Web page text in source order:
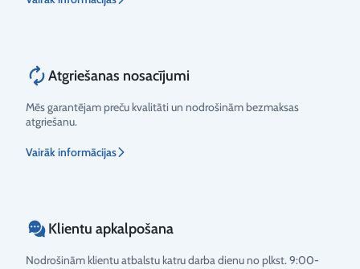
Atgriešanas nosacījumi
Mēs garantējam preču kvalitāti un nodrošinām bezmaksas
atgriešanu.
Vairāk informācijas
Klientu apkalpošana
Nodrošinām klientu atbalstu katru darba dienu no plkst. 9:00-